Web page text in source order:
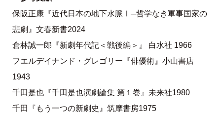
保阪正康『近代日本の地下水脈Ⅰ─哲学なき軍事国家の
悲劇』文春新書2024
倉林誠一郎『新劇年代記＜戦後編＞』 白水社 1966
フエルデイナンド・グレゴリー『俳優術』小山書店
1943
千田是也『千田是也演劇論集 第１巻』未来社1980
千田『もう一つの新劇史』筑摩書房1975